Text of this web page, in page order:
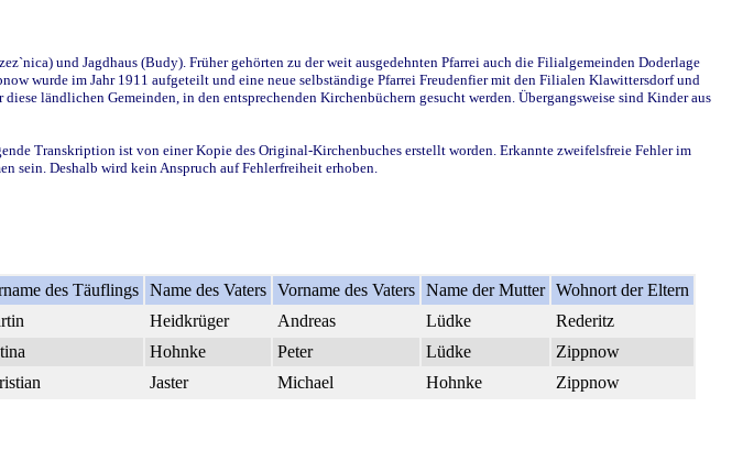
und Jagdhaus (Budy). Früher gehörten zu der weit ausgedehnten Pfarrei auch die Filialgemeinden Doderlage
wurde im Jahr 1911 aufgeteilt und eine neue selbständige Pfarrei Freudenfier mit den Filialen Klawittersdorf und
ländlichen Gemeinden, in den entsprechenden Kirchenbüchern gesucht werden. Übergangsweise sind Kinder aus
Transkription ist von einer Kopie des Original-Kirchenbuches erstellt worden. Erkannte zweifelsfreie Fehler im
sein. Deshalb wird kein Anspruch auf Fehlerfreiheit erhoben.
des Täuflings Name des Vaters Vorname des Vaters Name der Mutter Wohnort der Eltern
Heidkrüger Andreas Lüdke
Rederitz
Hohnke Peter Lüdke
Zippnow
Jaster Michael Hohnke Zippnow